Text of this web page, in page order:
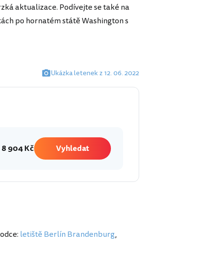
aktualizace. Podívejte se také na
po hornatém státě Washington s
Ukázka letenek z 12. 06. 2022
8 904 Kč Vyhledat
letiště Berlín Brandenburg,